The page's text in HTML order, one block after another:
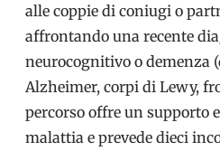
alle coppie di coniugi o
affrontando una recente
neurocognitivo o demenza
Alzheimer, corpi di Lewy,
percorso offre un supporto
malattia e prevede dieci